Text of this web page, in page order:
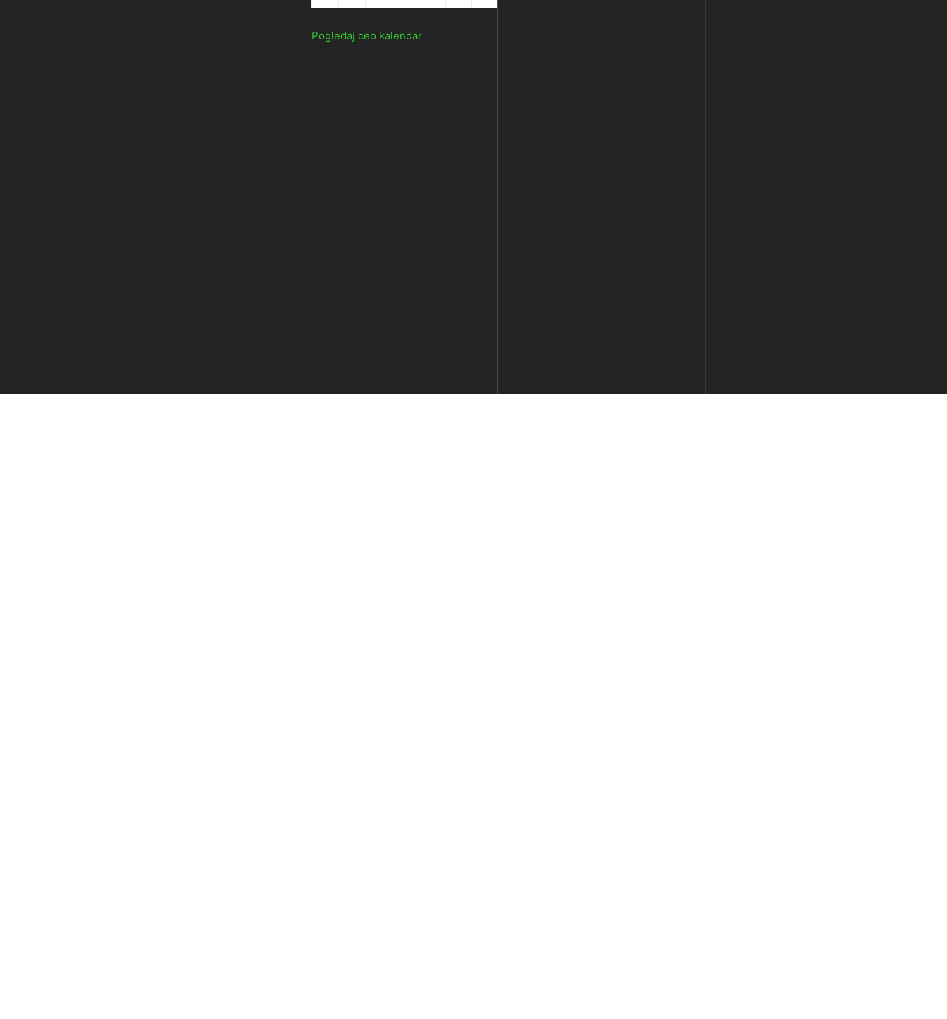
Pogledaj ceo kalendar